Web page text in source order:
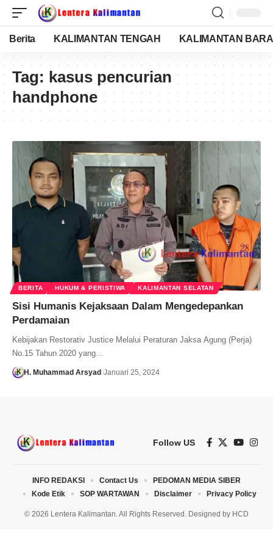
Berita KALIMANTAN TENGAH KALIMANTAN
Tag: kasus pencurian
handphone
BERITA HUKUM & PERISTIWA KALIMANTAN SELATAN
Sisi Humanis Kejaksaan Dalam Mengedepankan
Perdamaian
Kebijakan Restorativ Justice Melalui Peraturan Jaksa Agung (Perja)
No.15 Tahun 2020 yang…
H. Muhammad Arsyad Januari 25, 2024
Follow US
© 2026 Lentera Kalimantan. All Rights Reserved. Designed by HCD
INFO REDAKSI Contact Us
PEDOMAN MEDIA SIBER
Kode Etik
SOP WARTAWAN Disclaimer Privacy Policy